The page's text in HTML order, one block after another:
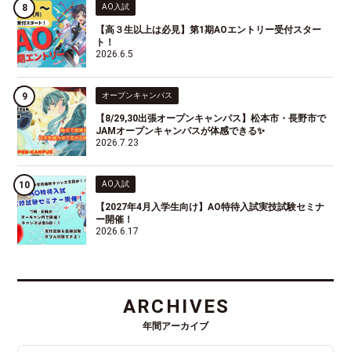
AO入試
【高３生以上は必見】第1期AOエントリー受付スター
ト！
2026.6.5
オープンキャンパス
【8/29,30出張オープンキャンパス】松本市・長野市で
JAMオープンキャンパスが体感できる✨
2026.7.23
AO入試
【2027年4月入学生向け】AO特待入試実技試験セミナ
ー開催！
2026.6.17
ARCHIVES
年間アーカイブ